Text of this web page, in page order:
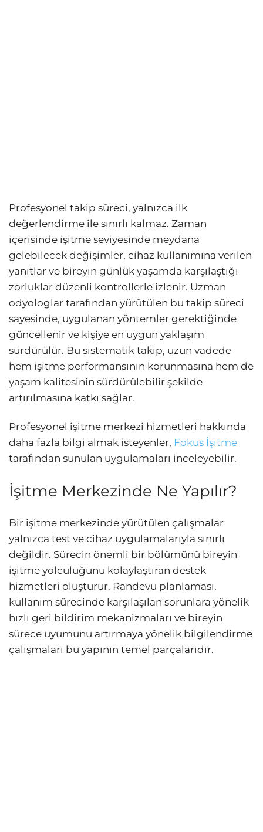
Profesyonel takip süreci, yalnızca ilk
değerlendirme ile sınırlı kalmaz. Zaman
içerisinde işitme seviyesinde meydana
gelebilecek değişimler, cihaz kullanımına verilen
yanıtlar ve bireyin günlük yaşamda karşılaştığı
zorluklar düzenli kontrollerle izlenir. Uzman
odyologlar tarafından yürütülen bu takip süreci
sayesinde, uygulanan yöntemler gerektiğinde
güncellenir ve kişiye en uygun yaklaşım
sürdürülür. Bu sistematik takip, uzun vadede
hem işitme performansının korunmasına hem de
yaşam kalitesinin sürdürülebilir şekilde
artırılmasına katkı sağlar.
Profesyonel işitme merkezi hizmetleri hakkında
daha fazla bilgi almak isteyenler, Fokus İşitme
tarafından sunulan uygulamaları inceleyebilir.
İşitme Merkezinde Ne Yapılır?
Bir işitme merkezinde yürütülen çalışmalar
yalnızca test ve cihaz uygulamalarıyla sınırlı
değildir. Sürecin önemli bir bölümünü bireyin
işitme yolculuğunu kolaylaştıran destek
hizmetleri oluşturur. Randevu planlaması,
kullanım sürecinde karşılaşılan sorunlara yönelik
hızlı geri bildirim mekanizmaları ve bireyin
sürece uyumunu artırmaya yönelik bilgilendirme
çalışmaları bu yapının temel parçalarıdır.